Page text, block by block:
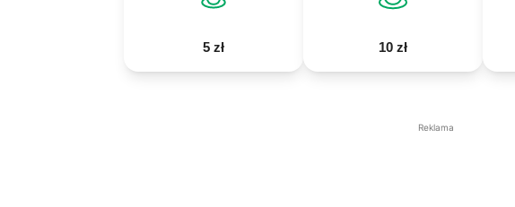
5 zł 10 zł
Reklama